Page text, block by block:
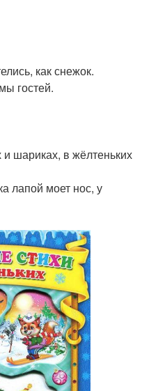
как снежок.
гостей.
и шариках, в жёлтеньких
лапой моет нос, у